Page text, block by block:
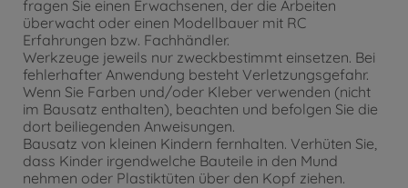
fragen Sie einen Erwachsenen, der die Arbeiten
überwacht oder einen Modellbauer mit RC
Erfahrungen bzw. Fachhändler.
Werkzeuge jeweils nur zweckbestimmt einsetzen. Bei
fehlerhafter Anwendung besteht Verletzungsgefahr.
Wenn Sie Farben und/oder Kleber verwenden (nicht
im Bausatz enthalten), beachten und befolgen Sie die
dort beiliegenden Anweisungen.
Bausatz von kleinen Kindern fernhalten. Verhüten Sie,
dass Kinder irgendwelche Bauteile in den Mund
nehmen oder Plastiktüten über den Kopf ziehen.